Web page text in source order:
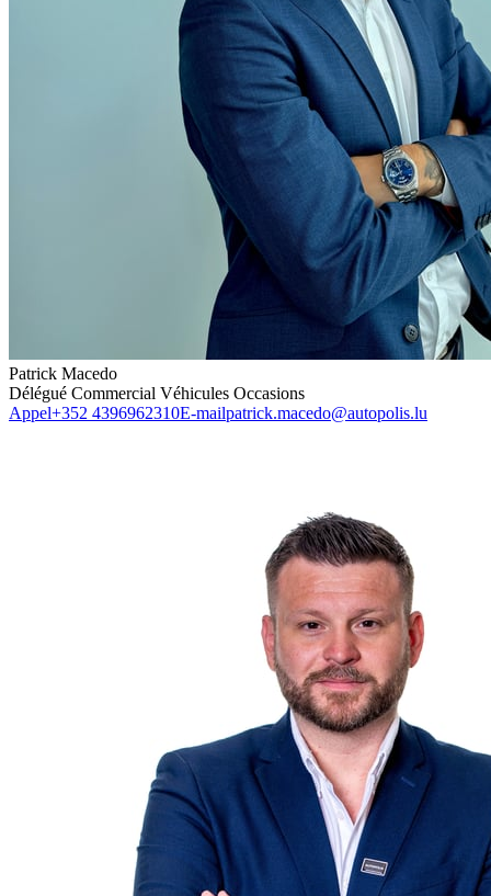
Patrick Macedo
Délégué Commercial Véhicules Occasions
Appel+352 4396962310E-mailpatrick.macedo@autopolis.lu